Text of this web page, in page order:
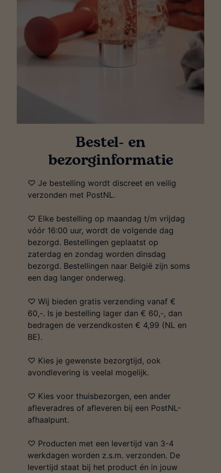
Bestel- en
bezorginformatie
♡ Je bestelling wordt discreet en veilig
verzonden met PostNL.
♡ Elke bestelling op maandag t/m vrijdag
vóór 16:00 uur, wordt de volgende dag
bezorgd. Bestellingen geplaatst op
zaterdag en zondag worden dinsdag
bezorgd. Bestellingen naar België zijn soms
een dag langer onderweg.
♡ Wij bieden gratis verzending vanaf €
60,-. Is je bestelling lager dan € 60,-, dan
bedragen de verzendkosten € 4,99 (NL en
BE).
♡ Kies je gewenste bezorgtijd, ook
avondlevering is veelal mogelijk.
♡ Kies voor thuisbezorgen, een ander
afleveradres of afleveren bij een PostNL-
afhaalpunt.
♡ Producten met een levertijd van 3-4
werkdagen worden z.s.m. verzonden. De
levertijd staat bij het product én in jouw